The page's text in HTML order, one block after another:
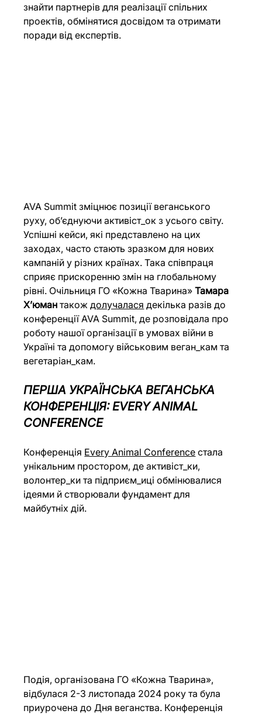
знайти партнерів для реалізації спільних
проектів, обмінятися досвідом та отримати
поради від експертів.
AVA Summit зміцнює позиції веганського
руху, об’єднуючи активіст_ок з усього світу.
Успішні кейси, які представлено на цих
заходах, часто стають зразком для нових
кампаній у різних країнах. Така співпраця
сприяє прискоренню змін на глобальному
рівні. Очільниця ГО «Кожна Тварина» Тамара
Х’юман також долучалася декілька разів до
конференції AVA Summit, де розповідала про
роботу нашої організації в умовах війни в
Україні та допомогу військовим веган_кам та
вегетаріан_кам.
ПЕРША УКРАЇНСЬКА ВЕГАНСЬКА
КОНФЕРЕНЦІЯ: EVERY ANIMAL
CONFERENCE
Конференція Every Animal Conference стала
унікальним простором, де активіст_ки,
волонтер_ки та підприєм_иці обмінювалися
ідеями й створювали фундамент для
майбутніх дій.
Подія, організована ГО «Кожна Тварина»,
відбулася 2-3 листопада 2024 року та була
приурочена до Дня веганства. Конференція